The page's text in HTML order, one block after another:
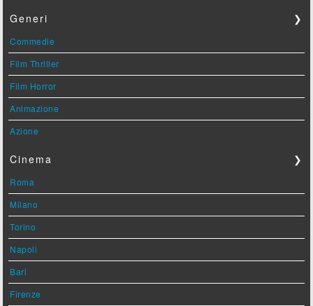
Generi ❯
Commedie
Film Thriller
Film Horror
Animazione
Azione
Cinema ❯
Roma
Milano
Torino
Napoli
Bari
Firenze